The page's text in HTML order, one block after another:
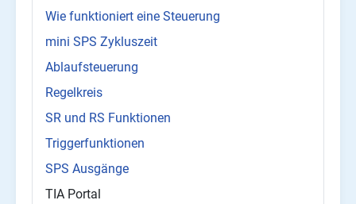
Wie funktioniert eine Steuerung
mini SPS Zykluszeit
Ablaufsteuerung
Regelkreis
SR und RS Funktionen
Triggerfunktionen
SPS Ausgänge
TIA Portal